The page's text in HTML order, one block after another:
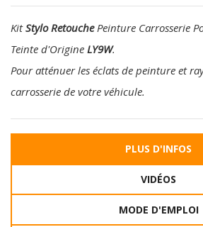
KitStylo RetouchePeinture Carrosserie
Teinte d'Origine LY9W.
Pour atténuer les éclats de peinture et
carrosserie de votre véhicule.
PLUS D'INFOS
VIDÉOS
MODE D'EMPLOI